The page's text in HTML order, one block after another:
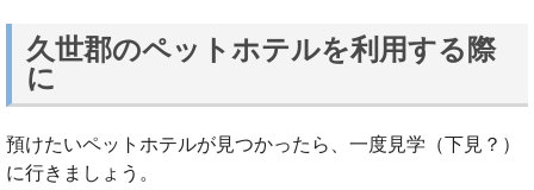
久世郡のペットホテルを利用する際
に
預けたいペットホテルが見つかったら、一度見学（下見？）
に行きましょう。